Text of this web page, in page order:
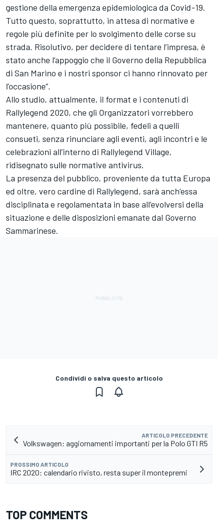
gestione della emergenza epidemiologica da Covid-19.
Tutto questo, soprattutto, in attesa di normative e
regole più definite per lo svolgimento delle corse su
strada. Risolutivo, per decidere di tentare l’impresa, è
stato anche l’appoggio che il Governo della Repubblica
di San Marino e i nostri sponsor ci hanno rinnovato per
l’occasione”.
Allo studio, attualmente, il format e i contenuti di
Rallylegend 2020, che gli Organizzatori vorrebbero
mantenere, quanto più possibile, fedeli a quelli
consueti, senza rinunciare agli eventi, agli incontri e le
celebrazioni all’interno di Rallylegend Village,
ridisegnato sulle normative antivirus.
La presenza del pubblico, proveniente da tutta Europa
ed oltre, vero cardine di Rallylegend, sarà anch’essa
disciplinata e regolamentata in base all’evolversi della
situazione e delle disposizioni emanate dal Governo
Sammarinese.
Condividi o salva questo articolo
ARTICOLO PRECEDENTE
Volkswagen: aggiornamenti importanti per la Polo GTI R5
PROSSIMO ARTICOLO
IRC 2020: calendario rivisto, resta super il montepremi
TOP COMMENTS